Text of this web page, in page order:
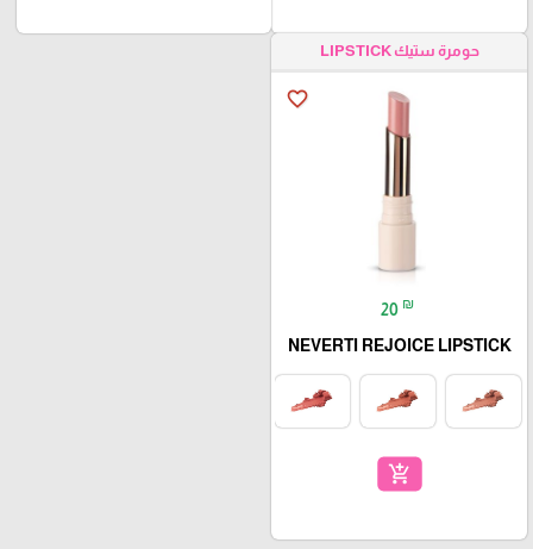
حومرة ستيك LIPSTICK
favorite_border
20 ₪
NEVERTI REJOICE LIPSTICK
add_shopping_cart